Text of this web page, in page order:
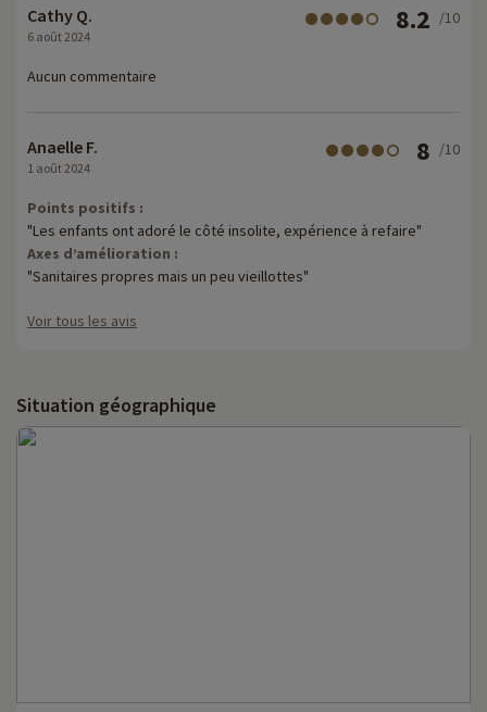
Cathy Q.
6 août 2024
8.2 /10
Aucun commentaire
Anaelle F.
1 août 2024
8 /10
Points positifs :
"Les enfants ont adoré le côté insolite, expérience à refaire"
Axes d’amélioration :
"Sanitaires propres mais un peu vieillottes"
Voir tous les avis
Situation géographique